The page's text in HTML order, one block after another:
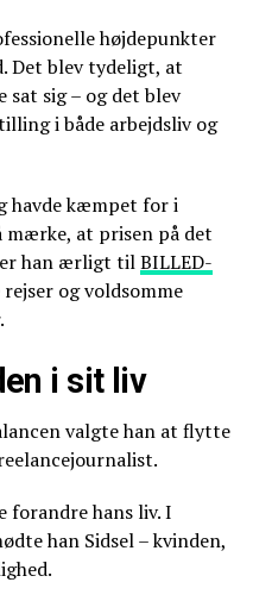
højdepunkter
Det blev tydeligt, at
sig – og det blev
i både arbejdsliv og
havde kæmpet for i
mærke, at prisen på det
han ærligt tilBILLED-
og voldsomme
i sit liv
valgte han at flytte
forandre hans liv. I
han Sidsel – kvinden,